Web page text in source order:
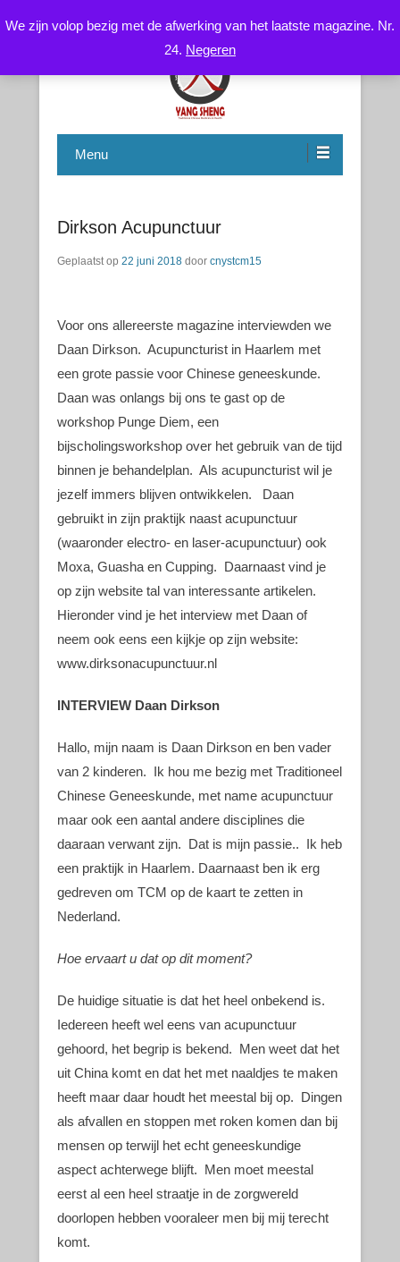
We zijn volop bezig met de afwerking van het laatste magazine. Nr.
24. Negeren
CNYS-TCM
Menu
Dirkson Acupunctuur
Geplaatst op 22 juni 2018 door cnystcm15
Voor ons allereerste magazine interviewden we
Daan Dirkson. Acupuncturist in Haarlem met
een grote passie voor Chinese geneeskunde.
Daan was onlangs bij ons te gast op de
workshop Punge Diem, een
bijscholingsworkshop over het gebruik van de tijd
binnen je behandelplan. Als acupuncturist wil je
jezelf immers blijven ontwikkelen. Daan
gebruikt in zijn praktijk naast acupunctuur
(waaronder electro- en laser-acupunctuur) ook
Moxa, Guasha en Cupping. Daarnaast vind je
op zijn website tal van interessante artikelen.
Hieronder vind je het interview met Daan of
neem ook eens een kijkje op zijn website:
www.dirksonacupunctuur.nl
INTERVIEW Daan Dirkson
Hallo, mijn naam is Daan Dirkson en ben vader
van 2 kinderen. Ik hou me bezig met Traditioneel
Chinese Geneeskunde, met name acupunctuur
maar ook een aantal andere disciplines die
daaraan verwant zijn. Dat is mijn passie.. Ik heb
een praktijk in Haarlem. Daarnaast ben ik erg
gedreven om TCM op de kaart te zetten in
Nederland.
Hoe ervaart u dat op dit moment?
De huidige situatie is dat het heel onbekend is.
Iedereen heeft wel eens van acupunctuur
gehoord, het begrip is bekend. Men weet dat het
uit China komt en dat het met naaldjes te maken
heeft maar daar houdt het meestal bij op. Dingen
als afvallen en stoppen met roken komen dan bij
mensen op terwijl het echt geneeskundige
aspect achterwege blijft. Men moet meestal
eerst al een heel straatje in de zorgwereld
doorlopen hebben vooraleer men bij mij terecht
komt.